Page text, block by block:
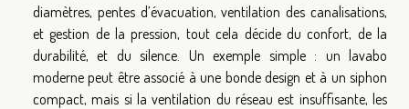
diamètres, pentes d’évacuation, ventilation des canalisations,
et gestion de la pression, tout cela décide du confort, de la
durabilité, et du silence. Un exemple simple : un lavabo
moderne peut être associé à une bonde design et à un siphon
compact, mais si la ventilation du réseau est insuffisante, les